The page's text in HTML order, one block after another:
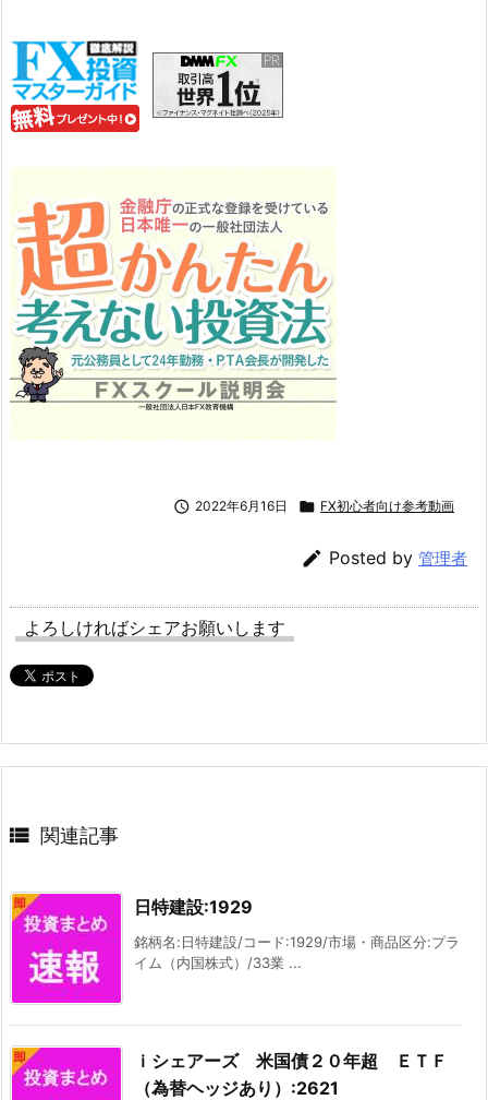
 2022年6月16日  FX初心者向け参考動画
 Posted by 管理者
よろしければシェアお願いします
 関連記事
日特建設:1929
銘柄名:日特建設/コード:1929/市場・商品区分:プラ
イム（内国株式）/33業 ...
ｉシェアーズ 米国債２０年超 ＥＴＦ
（為替ヘッジあり）:2621